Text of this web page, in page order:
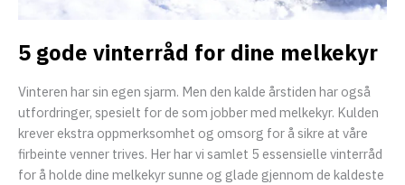
5 gode vinterråd for dine melkekyr
Vinteren har sin egen sjarm. Men den kalde årstiden har også
utfordringer, spesielt for de som jobber med melkekyr. Kulden
krever ekstra oppmerksomhet og omsorg for å sikre at våre
firbeinte venner trives. Her har vi samlet 5 essensielle vinterråd
for å holde dine melkekyr sunne og glade gjennom de kaldeste